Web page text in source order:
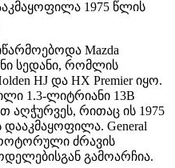
1975 წლის
Mazda
სედანი, რომლის
HJ და HX Premier იყო.
1.3-ლიტრიანი 13B
რითაც ის 1975
დააკმაყოფილა. General
ძრავის
გამოარჩია.